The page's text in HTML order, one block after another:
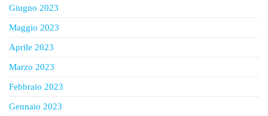
Giugno 2023
Maggio 2023
Aprile 2023
Marzo 2023
Febbraio 2023
Gennaio 2023